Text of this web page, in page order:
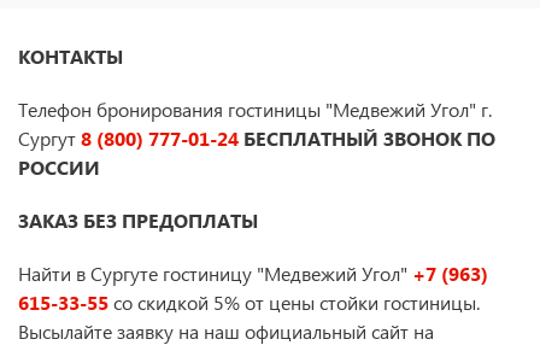
КОНТАКТЫ
Телефон бронирования гостиницы "Медвежий Угол" г.
Сургут8 (800) 777-01-24 БЕСПЛАТНЫЙ ЗВОНОК ПО
РОССИИ
ЗАКАЗ БЕЗ ПРЕДОПЛАТЫ
Найти в Сургуте гостиницу "Медвежий Угол" +7 (963)
615-33-55со скидкой 5% от цены стойки гостиницы.
Высылайте заявку на наш официальный сайт на